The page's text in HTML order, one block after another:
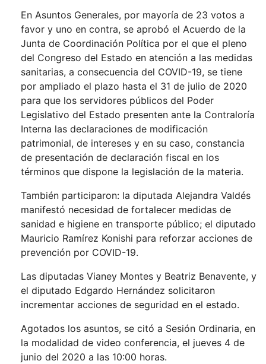
En Asuntos Generales, por mayoría de 23 votos a
favor y uno en contra, se aprobó el Acuerdo de la
Junta de Coordinación Política por el que el pleno
del Congreso del Estado en atención a las medidas
sanitarias, a consecuencia del COVID-19, se tiene
por ampliado el plazo hasta el 31 de julio de 2020
para que los servidores públicos del Poder
Legislativo del Estado presenten ante la Contraloría
Interna las declaraciones de modificación
patrimonial, de intereses y en su caso, constancia
de presentación de declaración fiscal en los
términos que dispone la legislación de la materia.
También participaron: la diputada Alejandra Valdés
manifestó necesidad de fortalecer medidas de
sanidad e higiene en transporte público; el diputado
Mauricio Ramírez Konishi para reforzar acciones de
prevención por COVID-19.
Las diputadas Vianey Montes y Beatriz Benavente, y
el diputado Edgardo Hernández solicitaron
incrementar acciones de seguridad en el estado.
Agotados los asuntos, se citó a Sesión Ordinaria, en
la modalidad de video conferencia, el jueves 4 de
junio del 2020 a las 10:00 horas.